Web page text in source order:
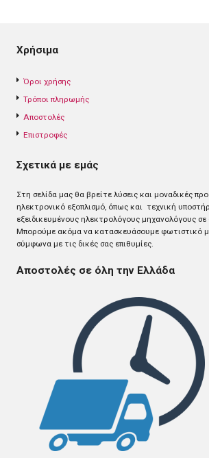
Χρήσιμα
Όροι χρήσης
Τρόποι πληρωμής
Αποστολές
Επιστροφές
Σχετικά με εμάς
Στη σελίδα μας θα βρείτε λύσεις και μοναδικές
ηλεκτρονικό εξοπλισμό, όπως και τεχνική
εξειδικευμένους ηλεκτρολόγους μηχανολόγους
Mπορούμε ακόμα να κατασκευάσουμε φωτιστικό
σύμφωνα με τις δικές σας επιθυμίες.
Αποστολές σε όλη την Ελλάδα